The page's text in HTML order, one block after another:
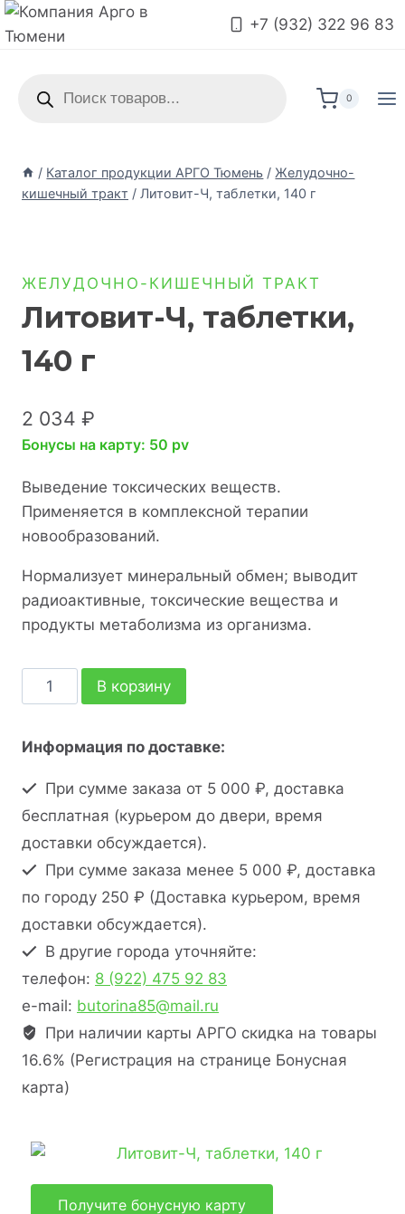
+7 (932) 322 96 83
0
/ Каталог продукции АРГО Тюмень / Желудочно-
кишечный тракт / Литовит-Ч, таблетки, 140 г
ЖЕЛУДОЧНО-КИШЕЧНЫЙ ТРАКТ
Литовит-Ч, таблетки,
140 г
2 034 ₽
Бонусы на карту: 50 pv
Выведение токсических веществ.
Применяется в комплексной терапии
новообразований.
Нормализует минеральный обмен; выводит
радиоактивные, токсические вещества и
продукты метаболизма из организма.
В корзину
Информация по доставке:
При сумме заказа от 5 000 ₽, доставка
бесплатная (курьером до двери, время
доставки обсуждается).
При сумме заказа менее 5 000 ₽, доставка
по городу 250 ₽ (Доставка курьером, время
доставки обсуждается).
В другие города уточняйте:
телефон: 8 (922) 475 92 83
e-mail: butorina85@mail.ru
При наличии карты АРГО скидка на товары
16.6% (Регистрация на странице Бонусная
карта)
Получите бонусную карту